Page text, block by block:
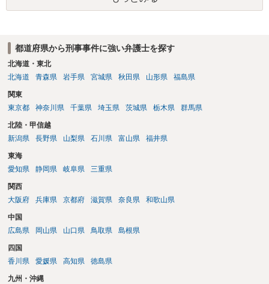
て、真実を説明すれば、「ちゃんと返しなさいよ」程度の注意で済む
くのみでしょう。 以上、ご参考まで。
都道府県から刑事事件に強い弁護士を探す
北海道・東北
北海道
青森県 岩手県 宮城県 秋田県 山形県 福島県
関東
東京都
神奈川県 千葉県 埼玉県 茨城県 栃木県 群馬県
北陸・甲信越
新潟県
長野県 山梨県 石川県 富山県 福井県
東海
愛知県
静岡県 岐阜県 三重県
関西
大阪府
兵庫県 京都府 滋賀県 奈良県 和歌山県
中国
広島県
岡山県 山口県 鳥取県 島根県
四国
香川県
愛媛県 高知県 徳島県
九州・沖縄